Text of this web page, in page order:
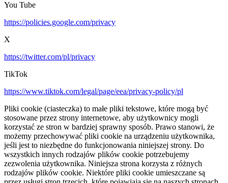
You Tube
https://policies.google.com/privacy
X
https://twitter.com/pl/privacy
TikTok
https://www.tiktok.com/legal/page/eea/privacy-policy/pl
Pliki cookie (ciasteczka) to małe pliki tekstowe, które mogą być
stosowane przez strony internetowe, aby użytkownicy mogli
korzystać ze stron w bardziej sprawny sposób. Prawo stanowi, że
możemy przechowywać pliki cookie na urządzeniu użytkownika,
jeśli jest to niezbędne do funkcjonowania niniejszej strony. Do
wszystkich innych rodzajów plików cookie potrzebujemy
zezwolenia użytkownika. Niniejsza strona korzysta z różnych
rodzajów plików cookie. Niektóre pliki cookie umieszczane są